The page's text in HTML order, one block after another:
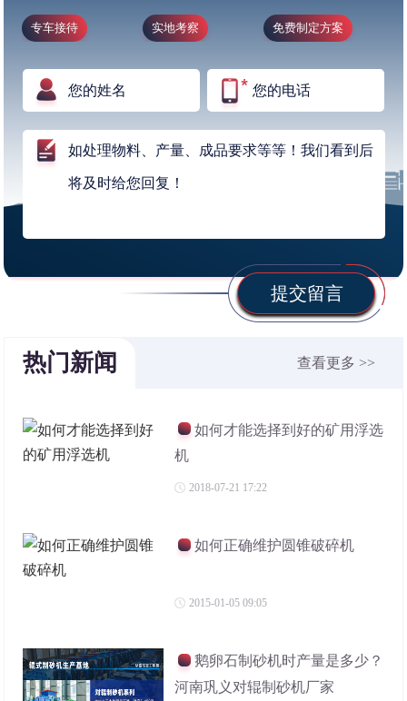
专车接待 实地考察 免费制定方案
提交留言
热门新闻 查看更多 >>
如何才能选择到好的矿用浮选
机
2018-07-21 17:22
如何正确维护圆锥破碎机
2015-01-05 09:05
鹅卵石制砂机时产量是多少？
河南巩义对辊制砂机厂家